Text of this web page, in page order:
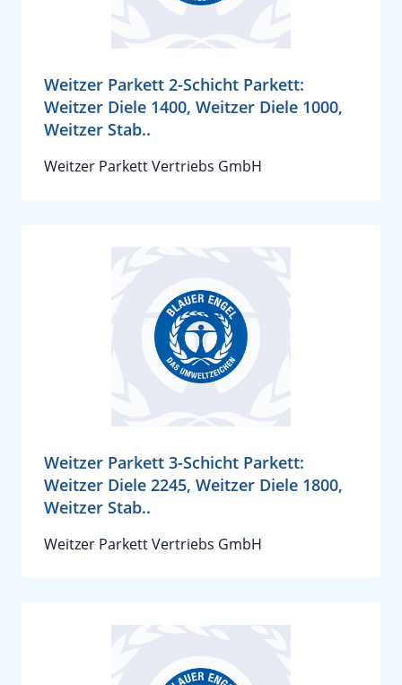
Weitzer Parkett 2-Schicht Parkett:
Weitzer Diele 1400, Weitzer Diele 1000,
Weitzer Stab..
Weitzer Parkett Vertriebs GmbH
Weitzer Parkett 3-Schicht Parkett:
Weitzer Diele 2245, Weitzer Diele 1800,
Weitzer Stab..
Weitzer Parkett Vertriebs GmbH